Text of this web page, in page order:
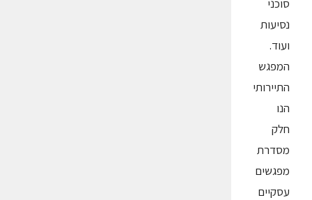
סוכני
נסיעות
ועוד.
המפגש
התיירותי
הנו
חלק
מסדרת
מפגשים
עסקיים